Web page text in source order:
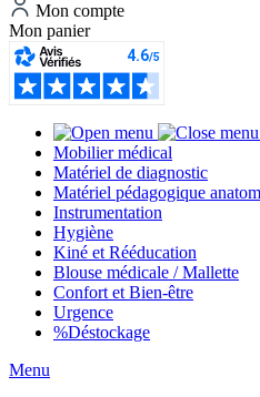
Mon compte
Mon panier
Mobilier médical
Matériel de diagnostic
Matériel pédagogique
Instrumentation
Hygiène
Kiné et Rééducation
Blouse médicale / Mallette
Confort et Bien-être
Urgence
%Déstockage
Menu